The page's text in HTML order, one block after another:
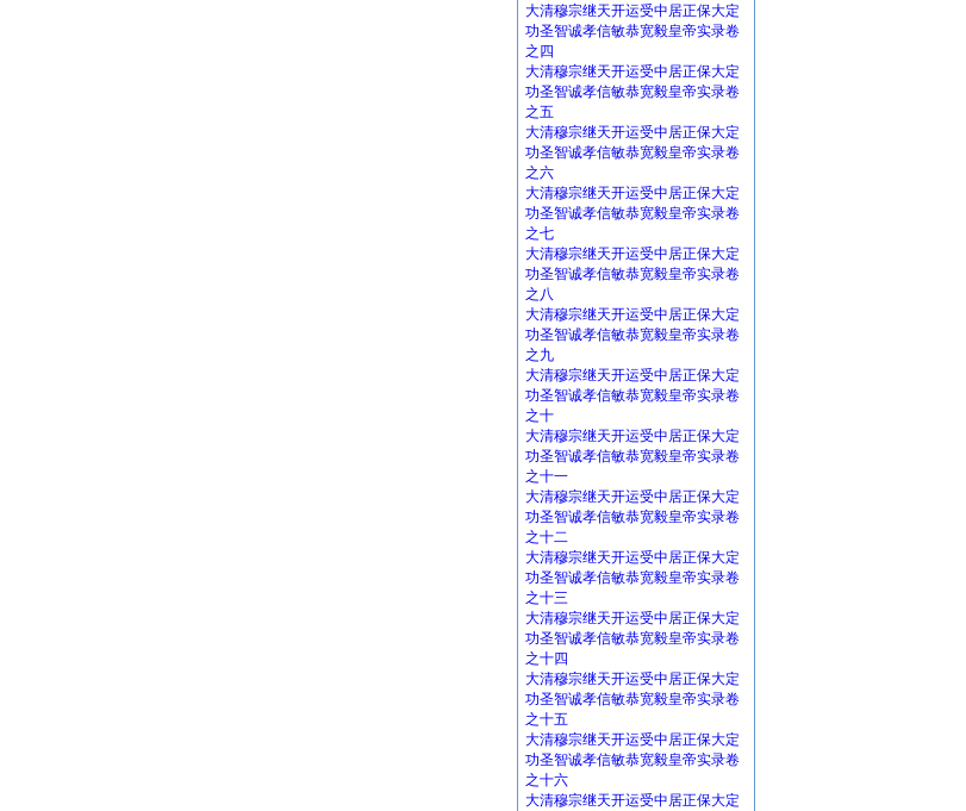
大清穆宗继天开运受中居正保大定
功圣智诚孝信敏恭宽毅皇帝实录卷
之四
大清穆宗继天开运受中居正保大定
功圣智诚孝信敏恭宽毅皇帝实录卷
之五
大清穆宗继天开运受中居正保大定
功圣智诚孝信敏恭宽毅皇帝实录卷
之六
大清穆宗继天开运受中居正保大定
功圣智诚孝信敏恭宽毅皇帝实录卷
之七
大清穆宗继天开运受中居正保大定
功圣智诚孝信敏恭宽毅皇帝实录卷
之八
大清穆宗继天开运受中居正保大定
功圣智诚孝信敏恭宽毅皇帝实录卷
之九
大清穆宗继天开运受中居正保大定
功圣智诚孝信敏恭宽毅皇帝实录卷
之十
大清穆宗继天开运受中居正保大定
功圣智诚孝信敏恭宽毅皇帝实录卷
之十一
大清穆宗继天开运受中居正保大定
功圣智诚孝信敏恭宽毅皇帝实录卷
之十二
大清穆宗继天开运受中居正保大定
功圣智诚孝信敏恭宽毅皇帝实录卷
之十三
大清穆宗继天开运受中居正保大定
功圣智诚孝信敏恭宽毅皇帝实录卷
之十四
大清穆宗继天开运受中居正保大定
功圣智诚孝信敏恭宽毅皇帝实录卷
之十五
大清穆宗继天开运受中居正保大定
功圣智诚孝信敏恭宽毅皇帝实录卷
之十六
大清穆宗继天开运受中居正保大定